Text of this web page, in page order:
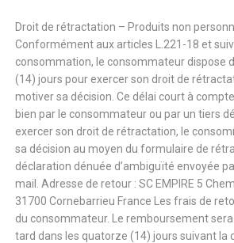
Droit de rétractation – Produits non
Conformément aux articles L.221-18 et
consommation, le consommateur dispose
(14) jours pour exercer son droit de
motiver sa décision. Ce délai court à
bien par le consommateur ou par un tiers
exercer son droit de rétractation, le
sa décision au moyen du formulaire de
déclaration dénuée d’ambiguïté envoyée
mail. Adresse de retour : SC EMPIRE 5
31700 Cornebarrieu France Les frais de
du consommateur. Le remboursement
tard dans les quatorze (14) jours suivant la